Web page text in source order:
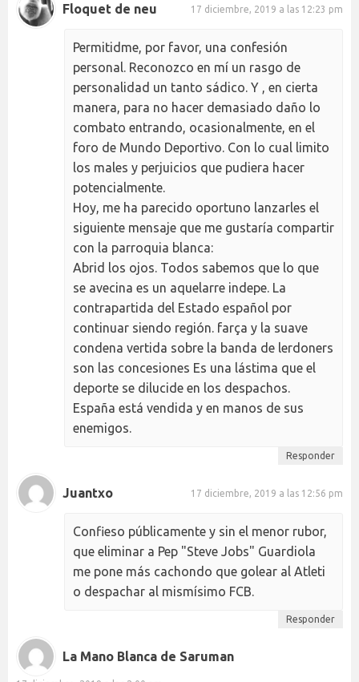
Floquet de neu 17 diciembre, 2019 a las 12:23 pm
Permitidme, por favor, una confesión
personal. Reconozco en mí un rasgo de
personalidad un tanto sádico. Y , en cierta
manera, para no hacer demasiado daño lo
combato entrando, ocasionalmente, en el
foro de Mundo Deportivo. Con lo cual limito
los males y perjuicios que pudiera hacer
potencialmente.
Hoy, me ha parecido oportuno lanzarles el
siguiente mensaje que me gustaría compartir
con la parroquia blanca:
Abrid los ojos. Todos sabemos que lo que
se avecina es un aquelarre indepe. La
contrapartida del Estado español por
continuar siendo región. farça y la suave
condena vertida sobre la banda de lerdoners
son las concesiones Es una lástima que el
deporte se dilucide en los despachos.
España está vendida y en manos de sus
enemigos.
Responder
Juantxo 17 diciembre, 2019 a las 12:56 pm
Confieso públicamente y sin el menor rubor,
que eliminar a Pep "Steve Jobs" Guardiola
me pone más cachondo que golear al Atleti
o despachar al mismísimo FCB.
Responder
La Mano Blanca de Saruman